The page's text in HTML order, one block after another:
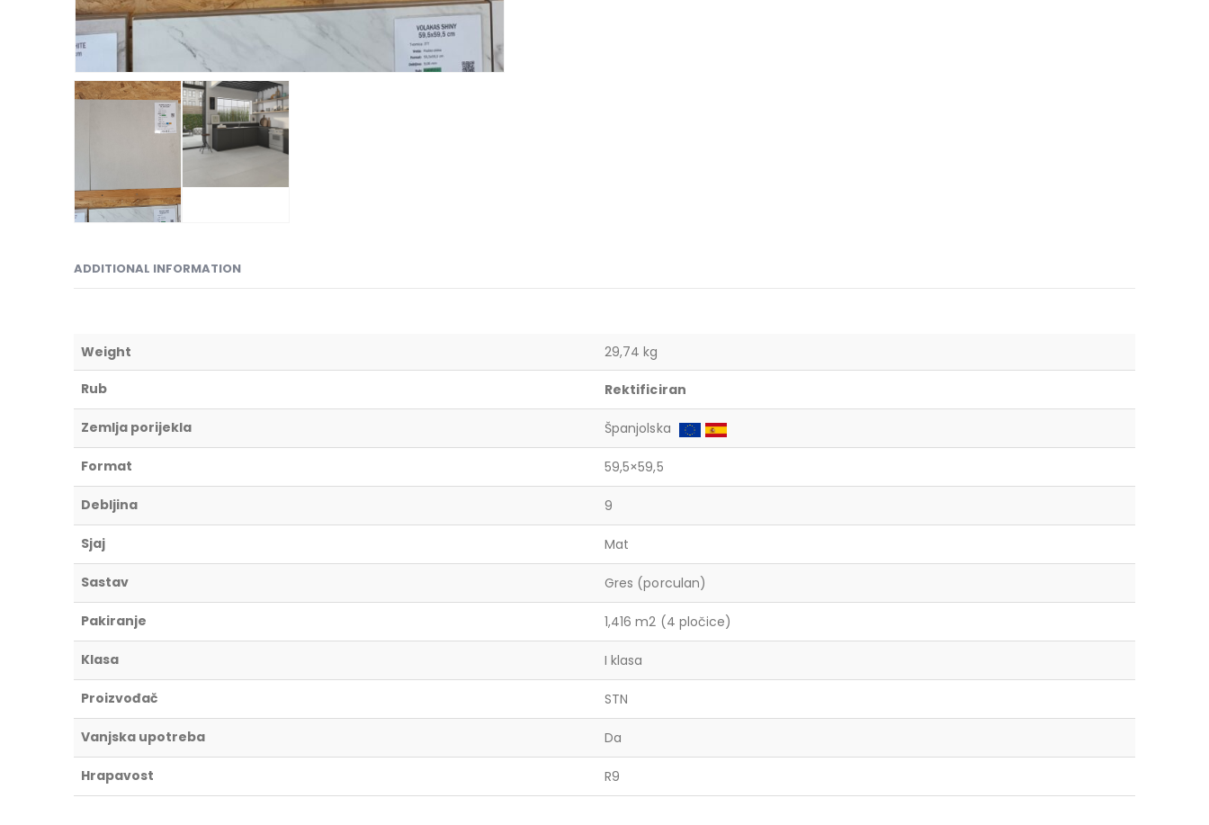
ADDITIONAL INFORMATION
Weight 29,74 kg
Rub Rektificiran
Zemlja porijekla Španjolska
Format 59,5×59,5
Debljina 9
Sjaj Mat
Sastav Gres (porculan)
Pakiranje 1,416 m2 (4 pločice)
Klasa I klasa
Proizvođač STN
Vanjska upotreba Da
Hrapavost R9